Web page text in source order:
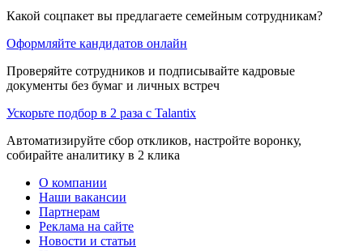
Какой соцпакет вы предлагаете семейным сотрудникам?
Оформляйте кандидатов онлайн
Проверяйте сотрудников и подписывайте кадровые
документы без бумаг и личных встреч
Ускорьте подбор в 2 раза с Talantix
Автоматизируйте сбор откликов, настройте воронку,
собирайте аналитику в 2 клика
О компании
Наши вакансии
Партнерам
Реклама на сайте
Новости и статьи